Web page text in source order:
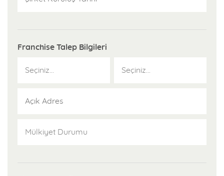
Franchise Talep Bilgileri